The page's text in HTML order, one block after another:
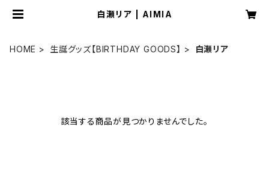
白瀬リア | AIMIA
HOME 生誕グッズ【BIRTHDAY GOODS】 白瀬リア
該当する商品が見つかりませんでした。